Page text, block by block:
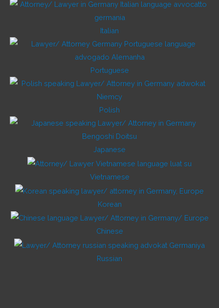
Italian
Portuguese
Polish
Japanese
Vietnamese
Korean
Chinese
Russian